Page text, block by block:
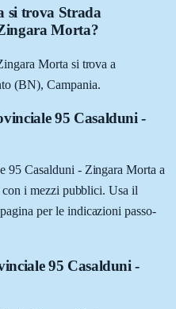
si trova Strada
Morta?
Morta si trova a
(BN), Campania.
95 Casalduni -
95 Casalduni - Zingara Morta a
i mezzi pubblici. Usa il
per le indicazioni passo-
95 Casalduni -